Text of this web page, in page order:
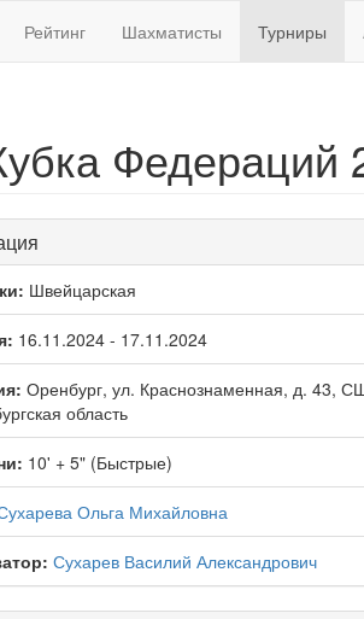
Рейтинг Шахматисты Турниры
Федераций
Швейцарская
16.11.2024 - 17.11.2024
Оренбург, ул. Краснознаменная, д. 43,
область
10' + 5" (Быстрые)
Ольга Михайловна
Сухарев Василий Александрович